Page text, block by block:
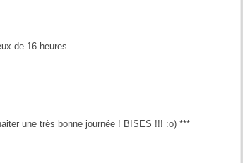
de 16 heures.
une très bonne journée ! BISES !!! :o) ***